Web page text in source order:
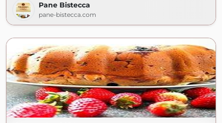
Pane Bistecca
pane-bistecca.com